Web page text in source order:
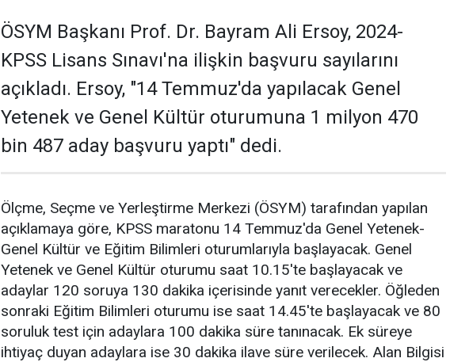
ÖSYM Başkanı Prof. Dr. Bayram Ali Ersoy, 2024-
KPSS Lisans Sınavı'na ilişkin başvuru sayılarını
açıkladı. Ersoy, "14 Temmuz'da yapılacak Genel
Yetenek ve Genel Kültür oturumuna 1 milyon 470
bin 487 aday başvuru yaptı" dedi.
Ölçme, Seçme ve Yerleştirme Merkezi (ÖSYM) tarafından yapılan
açıklamaya göre, KPSS maratonu 14 Temmuz'da Genel Yetenek-
Genel Kültür ve Eğitim Bilimleri oturumlarıyla başlayacak. Genel
Yetenek ve Genel Kültür oturumu saat 10.15'te başlayacak ve
adaylar 120 soruya 130 dakika içerisinde yanıt verecekler. Öğleden
sonraki Eğitim Bilimleri oturumu ise saat 14.45'te başlayacak ve 80
soruluk test için adaylara 100 dakika süre tanınacak. Ek süreye
ihtiyaç duyan adaylara ise 30 dakika ilave süre verilecek. Alan Bilgisi